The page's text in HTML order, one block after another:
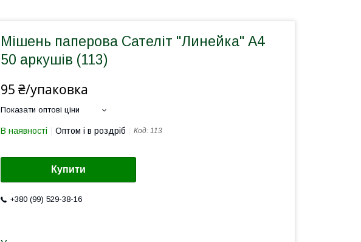
Мішень паперова Сателіт "Линейка" А4
50 аркушів (113)
95 ₴/упаковка
Показати оптові ціни
В наявності Оптом і в роздріб Код: 113
Купити
+380 (99) 529-38-16